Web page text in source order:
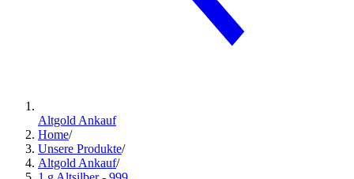
Altgold Ankauf
Home/
Unsere Produkte/
Altgold Ankauf/